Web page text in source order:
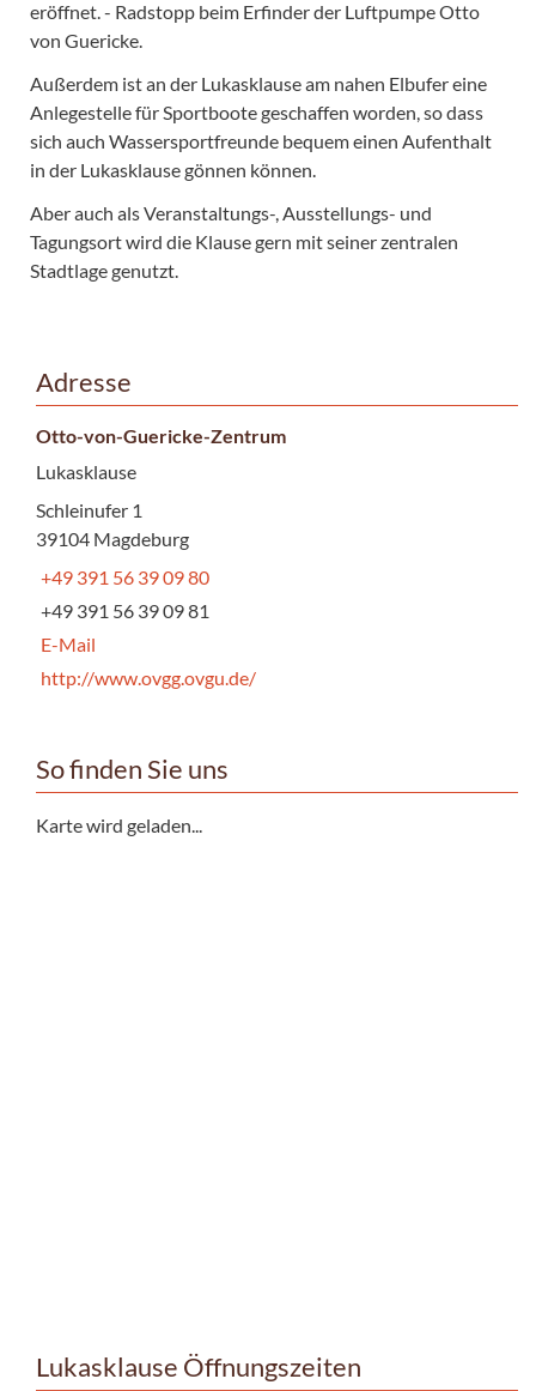
eröffnet. - Radstopp beim Erfinder der Luftpumpe Otto
von Guericke.
Außerdem ist an der Lukasklause am nahen Elbufer eine
Anlegestelle für Sportboote geschaffen worden, so dass
sich auch Wassersportfreunde bequem einen Aufenthalt
in der Lukasklause gönnen können.
Aber auch als Veranstaltungs-, Ausstellungs- und
Tagungsort wird die Klause gern mit seiner zentralen
Stadtlage genutzt.
Adresse
Otto-von-Guericke-Zentrum
Lukasklause
Schleinufer 1
39104 Magdeburg
+49 391 56 39 09 80
+49 391 56 39 09 81
E-Mail
http://www.ovgg.ovgu.de/
So finden Sie uns
Karte wird geladen...
Lukasklause Öffnungszeiten